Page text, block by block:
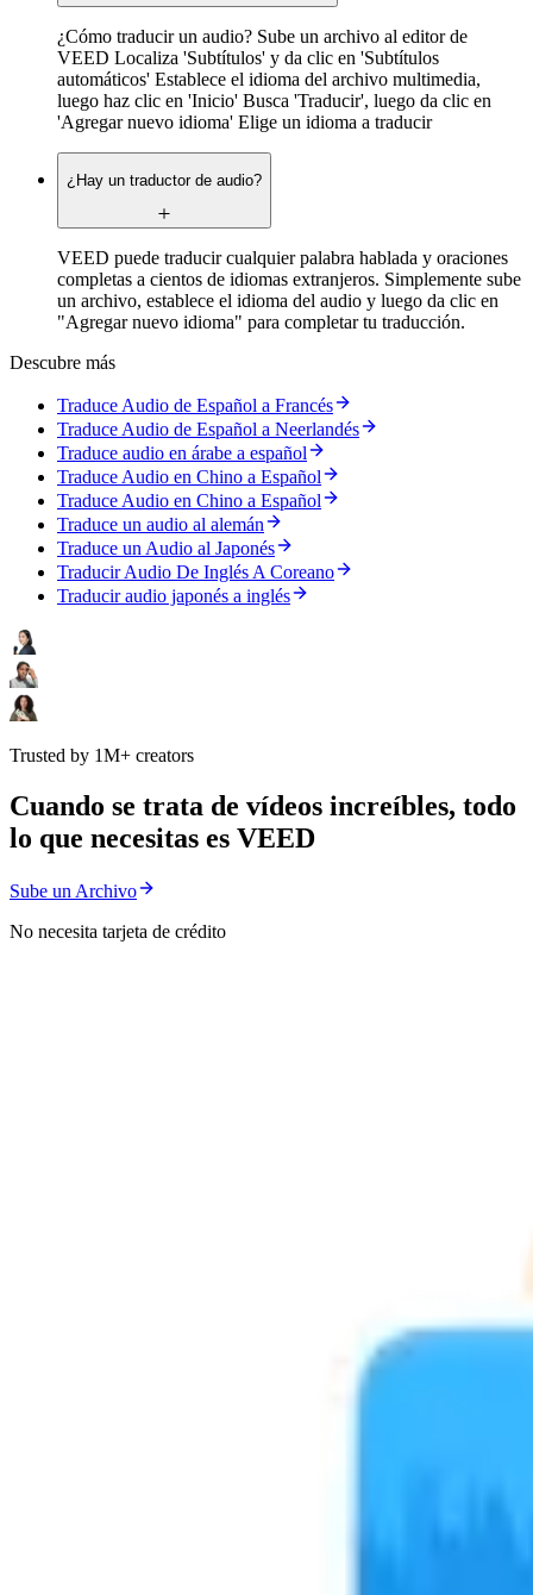
¿Cómo traducir un audio? Sube un archivo al editor de
VEED Localiza 'Subtítulos' y da clic en 'Subtítulos
automáticos' Establece el idioma del archivo multimedia,
luego haz clic en 'Inicio' Busca 'Traducir', luego da clic en
'Agregar nuevo idioma' Elige un idioma a traducir
¿Hay un traductor de audio?
VEED puede traducir cualquier palabra hablada y oraciones
completas a cientos de idiomas extranjeros. Simplemente sube
un archivo, establece el idioma del audio y luego da clic en
"Agregar nuevo idioma" para completar tu traducción.
Descubre más
Traduce Audio de Español a Francés
Traduce Audio de Español a Neerlandés
Traduce audio en árabe a español
Traduce Audio en Chino a Español
Traduce Audio en Chino a Español
Traduce un audio al alemán
Traduce un Audio al Japonés
Traducir Audio De Inglés A Coreano
Traducir audio japonés a inglés
Trusted by 1M+ creators
Cuando se trata de vídeos increíbles, todo
lo que necesitas es VEED
Sube un Archivo
No necesita tarjeta de crédito